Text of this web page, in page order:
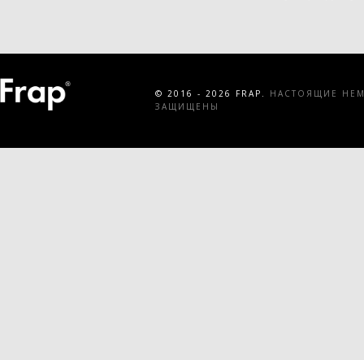
© 2016 - 2026 FRAP.
НАСТОЯЩИЕ
ЗАЩИЩЕНЫ